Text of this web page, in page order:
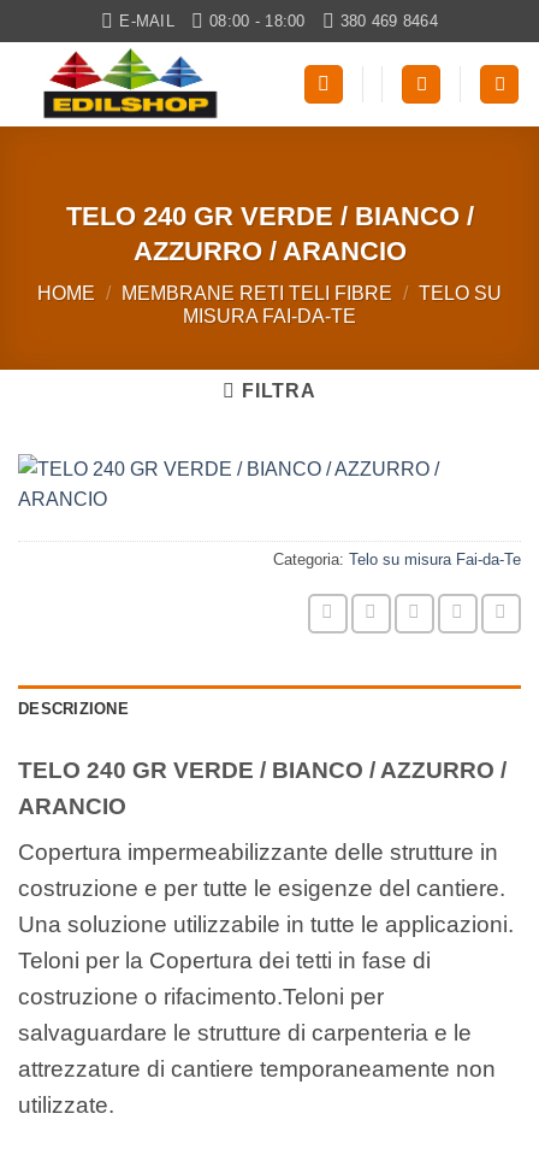
ai
contenuti
E-MAIL 08:00 - 18:00 380 469 8464
TELO 240 GR VERDE / BIANCO /
AZZURRO / ARANCIO
HOME / MEMBRANE RETI TELI FIBRE / TELO SU
MISURA FAI-DA-TE
FILTRA
Categoria: Telo su misura Fai-da-Te
DESCRIZIONE
TELO 240 GR VERDE / BIANCO / AZZURRO /
ARANCIO
Copertura impermeabilizzante delle strutture in
costruzione e per tutte le esigenze del cantiere.
Una soluzione utilizzabile in tutte le applicazioni.
Teloni per la Copertura dei tetti in fase di
costruzione o rifacimento.Teloni per
salvaguardare le strutture di carpenteria e le
attrezzature di cantiere temporaneamente non
utilizzate.